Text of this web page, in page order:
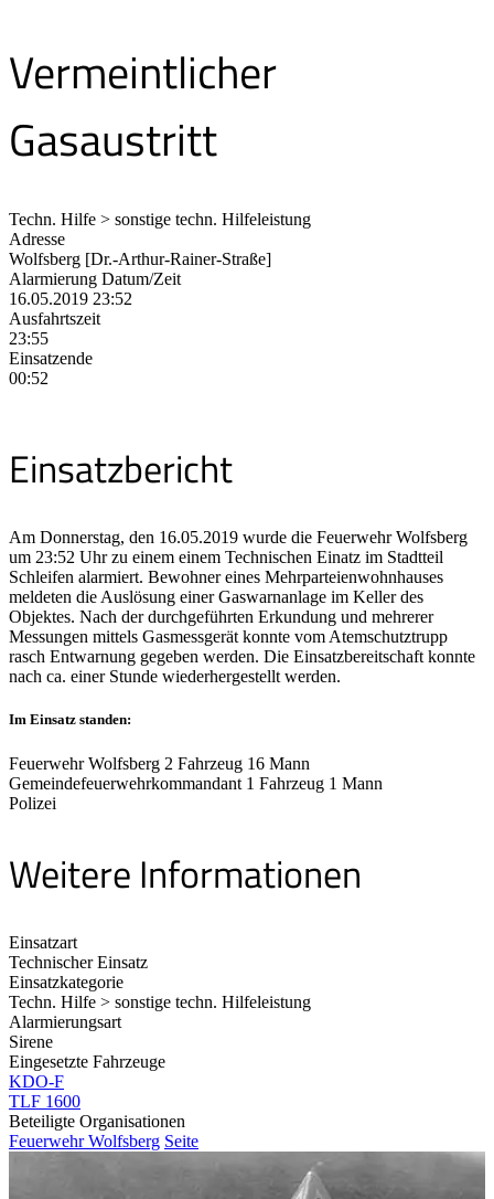
Vermeintlicher
Gasaustritt
Techn. Hilfe > sonstige techn. Hilfeleistung
Adresse
Wolfsberg [Dr.-Arthur-Rainer-Straße]
Alarmierung Datum/Zeit
16.05.2019 23:52
Ausfahrtszeit
23:55
Einsatzende
00:52
Einsatzbericht
Am Donnerstag, den 16.05.2019 wurde die Feuerwehr Wolfsberg
um 23:52 Uhr zu einem einem Technischen Einatz im Stadtteil
Schleifen alarmiert. Bewohner eines Mehrparteienwohnhauses
meldeten die Auslösung einer Gaswarnanlage im Keller des
Objektes. Nach der durchgeführten Erkundung und mehrerer
Messungen mittels Gasmessgerät konnte vom Atemschutztrupp
rasch Entwarnung gegeben werden. Die Einsatzbereitschaft konnte
nach ca. einer Stunde wiederhergestellt werden.
Im Einsatz standen:
Feuerwehr Wolfsberg 2 Fahrzeug 16 Mann
Gemeindefeuerwehrkommandant 1 Fahrzeug 1 Mann
Polizei
Weitere Informationen
Einsatzart
Technischer Einsatz
Einsatzkategorie
Techn. Hilfe > sonstige techn. Hilfeleistung
Alarmierungsart
Sirene
Eingesetzte Fahrzeuge
KDO-F
TLF 1600
Beteiligte Organisationen
Feuerwehr Wolfsberg Seite